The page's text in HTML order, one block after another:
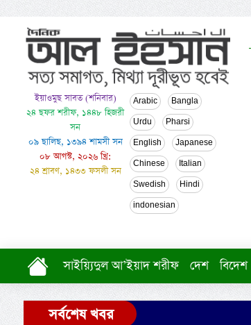
ইয়াওমুছ সাবত (শনিবার)
২৪ ছফর শরীফ, ১৪৪৮ হিজরী
সন
০৯ ছালিছ, ১৩৯৪ শামসী সন
০৮ আগস্ট, ২০২৬ খ্রি:
২৪ শ্রাবণ, ১৪৩৩ ফসলী সন
Arabic Bangla
Urdu Pharsi
English Japanese
Chinese Italian
Swedish Hindi
indonesian
সাইয়্যিদুল আ’ইয়াদ শরীফ দেশ বিদেশ
সর্বশেষ খবর